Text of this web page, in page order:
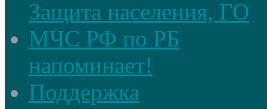
Защита населения, ГО
МЧС РФ по РБ
напоминает!
Поддержка